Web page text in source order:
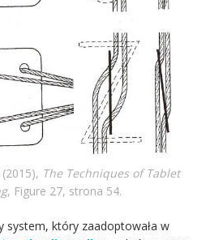
The Techniques of Tablet
, Figure 27, strona 54.
system, który zaadoptowała w